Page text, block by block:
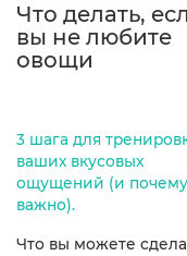
Что делать,
вы не любите
овощи
3 шага для
ваших вкусовых
ощущений (и почему
важно).
Что вы можете